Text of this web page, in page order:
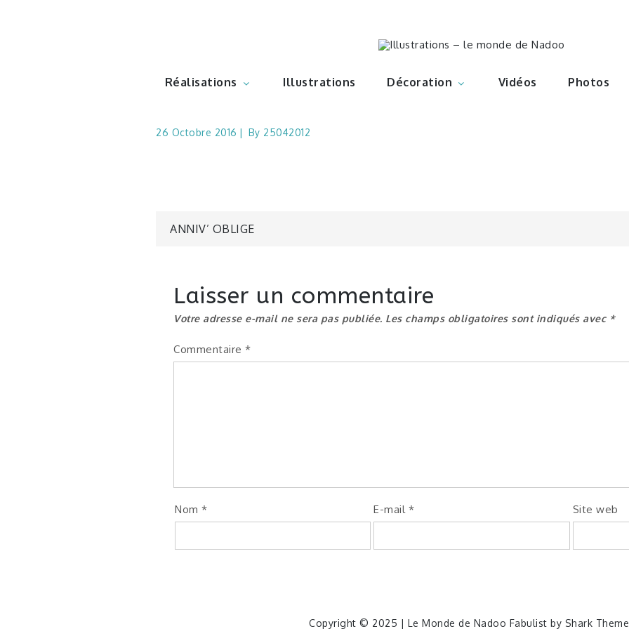
Illustrations – le
Nadoo
Réalisations Illustrations Décoration Vidéos Photos
26 Octobre 2016 By 25042012
Navigation
l’article
ANNIV’ OBLIGE
Laisser un commentaire
Votre adresse e-mail ne sera pas publiée. Les champs obligatoires sont indiqués avec *
Commentaire *
Nom * E-mail * Site web
Copyright © 2025 | Le Monde de Nadoo Fabulist by Shark